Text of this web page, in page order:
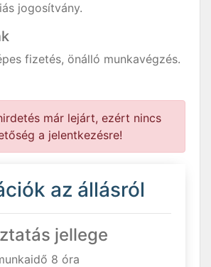
jogosítvány.
fizetés, önálló munkavégzés.
már lejárt, ezért nincs
a jelentkezésre!
az állásról
jellege
8 óra